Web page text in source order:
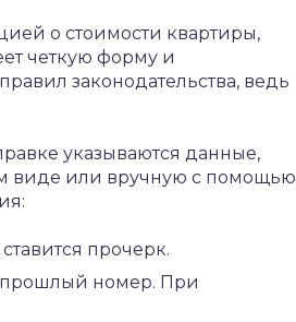
о стоимости квартиры,
четкую форму и
законодательства, ведь
указываются данные,
виде или вручную с помощью
прочерк.
прошлый номер. При